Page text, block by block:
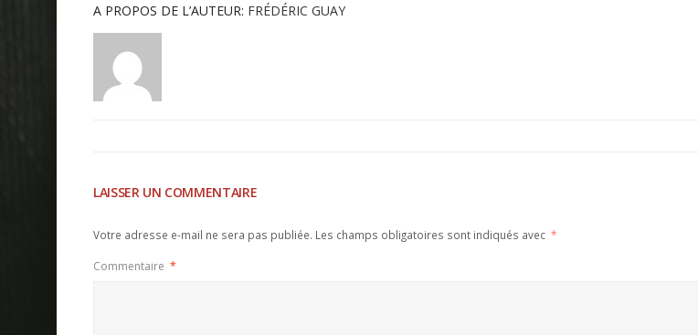
A PROPOS DE L’AUTEUR: FRÉDÉRIC GUAY
LAISSER UN COMMENTAIRE
Votre adresse e-mail ne sera pas publiée. Les champs obligatoires sont indiqués avec *
Commentaire *